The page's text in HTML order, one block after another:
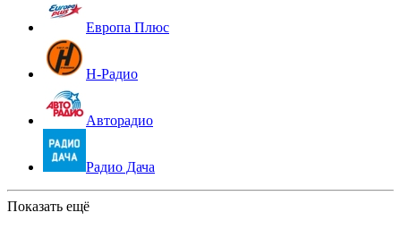
Европа Плюс
Н-Радио
Авторадио
Радио Дача
Показать ещё